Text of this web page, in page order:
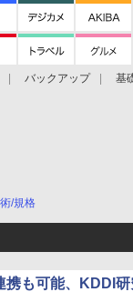
バックアップ 基
/規格
も可能、KDDI